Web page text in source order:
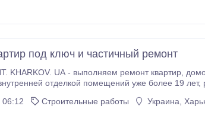
под ключ и частичный ремонт
- выполняем ремонт квартир, домов, офисов, комнат - современно, качественно, в срок. Мы
помещений уже более 19 лет, работаем сами, без посредников. На все предлагаемые работы
06:12
Строительные работы Украина,